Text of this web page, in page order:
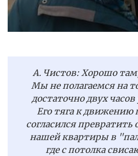
А. Чистов: Хорошо
Мы не полагаемся на
достаточно двух
Его тяга к движению
согласился превратить
нашей квартиры в
где с потолка